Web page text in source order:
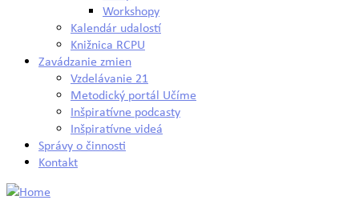
Workshopy
Kalendár udalostí
Knižnica RCPU
Zavádzanie zmien
Vzdelávanie 21
Metodický portál Učíme
Inšpiratívne podcasty
Inšpiratívne videá
Správy o činnosti
Kontakt